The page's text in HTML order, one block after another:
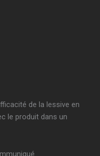
de la lessive en
le produit dans un